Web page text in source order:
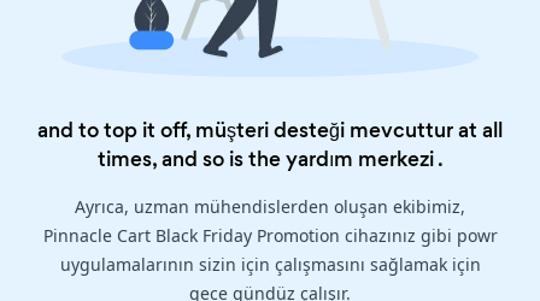
and to top it off, müşteri desteği mevcuttur at all
times, and so is theyardım merkezi.
Ayrıca, uzman mühendislerden oluşan ekibimiz,
Pinnacle Cart Black Friday Promotion cihazınız gibi powr
uygulamalarının sizin için çalışmasını sağlamak için
gece gündüz çalışır.